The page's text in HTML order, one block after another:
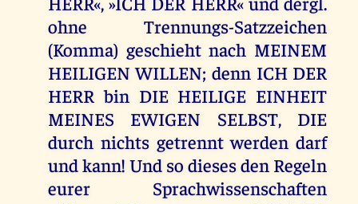
ohne Trennungs-Satzzeichen
(Komma) geschieht nach MEINEM
HEILIGEN WILLEN; denn ICH DER
HERR bin DIE HEILIGE EINHEIT
MEINES EWIGEN SELBST, DIE
durch nichts getrennt werden darf
und kann! Und so dieses den Regeln
eurer Sprachwissenschaften